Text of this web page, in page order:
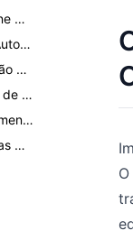
Pare de se Afogar em Fórmulas: Domine Habilidades de Excel em Alta Demanda com AI
Cansado de escrever VBA no Excel? Automatize suas tarefas com IA.
Pare de Perder Horas com Classificação Personalizada no Excel: Um Método Mais Rápido com IA
Esqueça o Atingir Meta: Faça Análises de Hipóteses no Excel com IA
Cansado de Malabarismos com Suplementos do Excel? Aqui Está a Alternativa Tudo-em-Um de IA
Cansado de Acompanhar Dias de Férias Manualmente? Automatize Seu Rastreador de Férias no Excel com IA